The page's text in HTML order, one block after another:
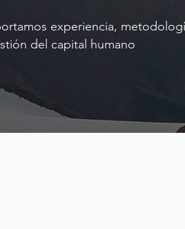
experiencia,
del capital humano